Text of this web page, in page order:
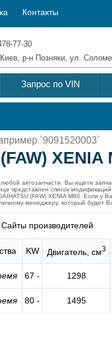
Контакты
77-30
Киев, р-н Позняки, ул.
Запрос по VIN
XENIA
автозапчасти. Вы ищете
представлен список
(FAW) XENIA M80. Если у
менеджеру, который будет
Сайты производителей
KW Двигатель, см3
67 - 1298
80 - 1495